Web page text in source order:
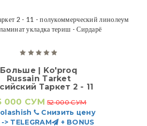
Больше | Ko'proq
Russain Tarket
Таркет 2 - 11
000 СУМ 52 000 СУМ
Снизить цену
> TELEGRAM
+ BONUS